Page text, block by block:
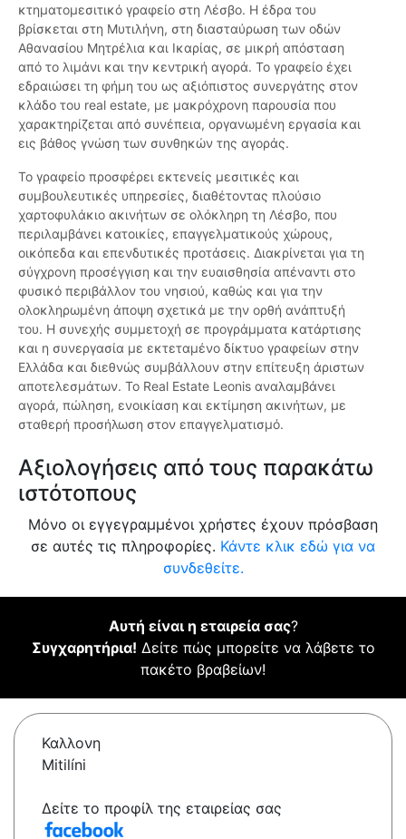
κτηματομεσιτικό γραφείο στη Λέσβο. Η έδρα του
βρίσκεται στη Μυτιλήνη, στη διασταύρωση των οδών
Αθανασίου Μητρέλια και Ικαρίας, σε μικρή απόσταση
από το λιμάνι και την κεντρική αγορά. Το γραφείο έχει
εδραιώσει τη φήμη του ως αξιόπιστος συνεργάτης στον
κλάδο του real estate, με μακρόχρονη παρουσία που
χαρακτηρίζεται από συνέπεια, οργανωμένη εργασία και
εις βάθος γνώση των συνθηκών της αγοράς.
Το γραφείο προσφέρει εκτενείς μεσιτικές και
συμβουλευτικές υπηρεσίες, διαθέτοντας πλούσιο
χαρτοφυλάκιο ακινήτων σε ολόκληρη τη Λέσβο, που
περιλαμβάνει κατοικίες, επαγγελματικούς χώρους,
οικόπεδα και επενδυτικές προτάσεις. Διακρίνεται για τη
σύγχρονη προσέγγιση και την ευαισθησία απέναντι στο
φυσικό περιβάλλον του νησιού, καθώς και για την
ολοκληρωμένη άποψη σχετικά με την ορθή ανάπτυξή
του. Η συνεχής συμμετοχή σε προγράμματα κατάρτισης
και η συνεργασία με εκτεταμένο δίκτυο γραφείων στην
Ελλάδα και διεθνώς συμβάλλουν στην επίτευξη άριστων
αποτελεσμάτων. Το Real Estate Leonis αναλαμβάνει
αγορά, πώληση, ενοικίαση και εκτίμηση ακινήτων, με
σταθερή προσήλωση στον επαγγελματισμό.
Αξιολογήσεις από τους παρακάτω
ιστότοπους
Μόνο οι εγγεγραμμένοι χρήστες έχουν πρόσβαση
σε αυτές τις πληροφορίες. Κάντε κλικ εδώ για να
συνδεθείτε.
Αυτή είναι η εταιρεία σας?
Συγχαρητήρια! Δείτε πώς μπορείτε να λάβετε το
πακέτο βραβείων!
Καλλονη
Mitilíni
Δείτε το προφίλ της εταιρείας σας